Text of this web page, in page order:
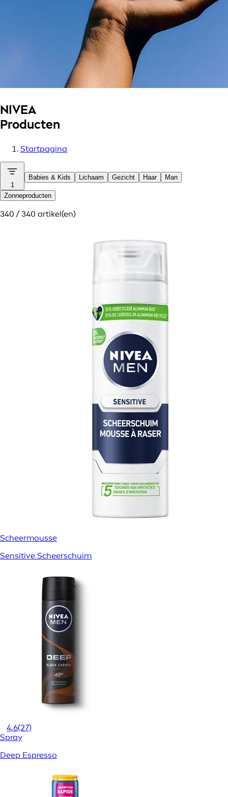
NIVEA
Producten
Startpagina
1
Babies & Kids Lichaam Gezicht Haar Man
Zonneproducten
340 / 340 artikel(en)
Scheermousse
Sensitive Scheerschuim
4,6(27)
Spray
Deep Espresso